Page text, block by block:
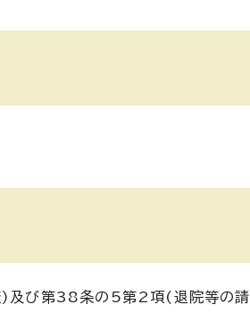
)及び第38条の5第2項(退院等の請